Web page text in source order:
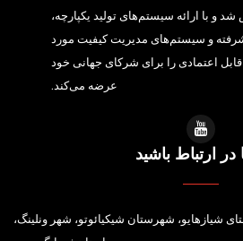
و با ارائه سیستم‌های تولید یکپارچه،
و سیستم‌های مدیریت کیفیت مورد
قابل اعتمادی را برای شرکای جهانی خود
عرضه می‌کند.
در ارتباط باشید
روستای شیازهایو، شهرستان شیکیائوتو، شهر ونلینگ،